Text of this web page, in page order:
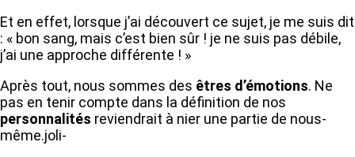
Et en effet, lorsque j’ai découvert ce sujet, je me suis dit
: « bon sang, mais c’est bien sûr ! je ne suis pas débile,
j’ai une approche différente ! »
Après tout, nous sommes des êtres d’émotions. Ne
pas en tenir compte dans la définition de nos
personnalités reviendrait à nier une partie de nous-
même.joli-